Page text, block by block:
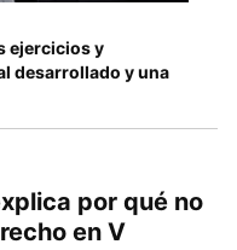
ejercicios y
desarrollado y una
por qué no
en V